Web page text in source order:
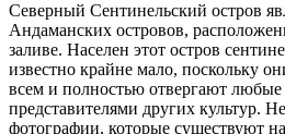
Северный Сентинельский остров
Андаманских островов,
заливе. Населен этот остров
известно крайне мало, поскольку
всем и полностью отвергают любые
представителями других культур.
фотографии, которые существуют